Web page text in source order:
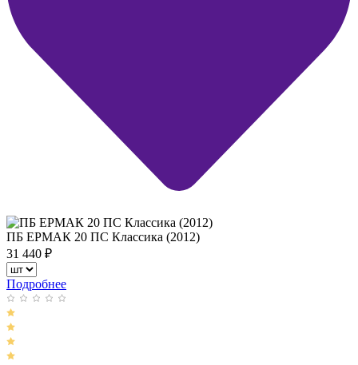
ПБ ЕРМАК 20 ПС Классика (2012)
31 440 ₽
Подробнее